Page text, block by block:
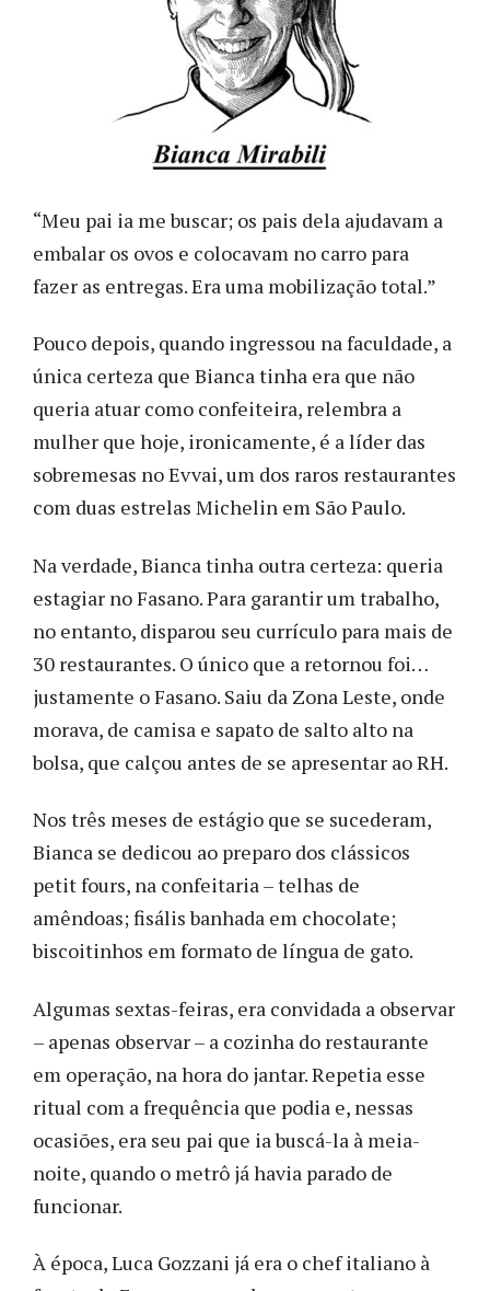
“Meu pai ia me buscar; os pais dela ajudavam a
embalar os ovos e colocavam no carro para
fazer as entregas. Era uma mobilização total.”
Pouco depois, quando ingressou na faculdade, a
única certeza que Bianca tinha era que não
queria atuar como confeiteira, relembra a
mulher que hoje, ironicamente, é a líder das
sobremesas no Evvai, um dos raros restaurantes
com duas estrelas Michelin em São Paulo.
Na verdade, Bianca tinha outra certeza: queria
estagiar no Fasano. Para garantir um trabalho,
no entanto, disparou seu currículo para mais de
30 restaurantes. O único que a retornou foi…
justamente o Fasano. Saiu da Zona Leste, onde
morava, de camisa e sapato de salto alto na
bolsa, que calçou antes de se apresentar ao RH.
Nos três meses de estágio que se sucederam,
Bianca se dedicou ao preparo dos clássicos
petit fours, na confeitaria – telhas de
amêndoas; fisális banhada em chocolate;
biscoitinhos em formato de língua de gato.
Algumas sextas-feiras, era convidada a observar
– apenas observar – a cozinha do restaurante
em operação, na hora do jantar. Repetia esse
ritual com a frequência que podia e, nessas
ocasiões, era seu pai que ia buscá-la à meia-
noite, quando o metrô já havia parado de
funcionar.
À época, Luca Gozzani já era o chef italiano à